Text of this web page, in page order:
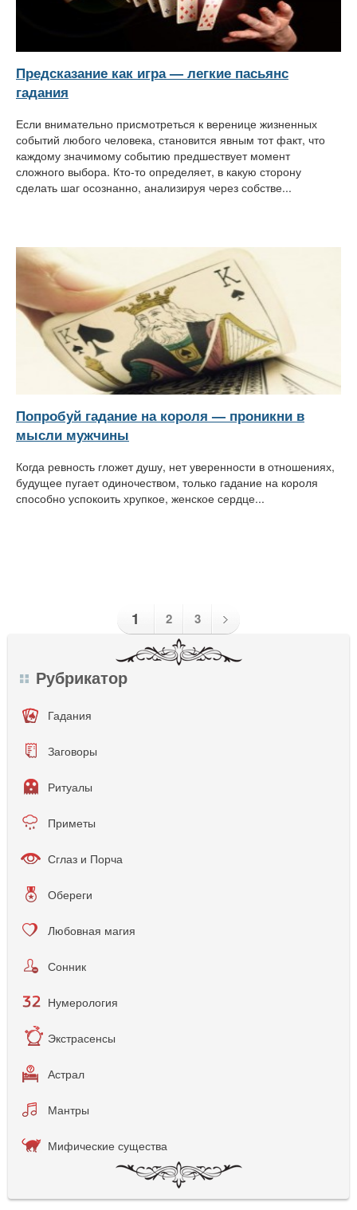
Предсказание как игра — легкие пасьянс
гадания
Если внимательно присмотреться к веренице жизненных
событий любого человека, становится явным тот факт, что
каждому значимому событию предшествует момент
сложного выбора. Кто-то определяет, в какую сторону
сделать шаг осознанно, анализируя через собстве...
Попробуй гадание на короля — проникни в
мысли мужчины
Когда ревность гложет душу, нет уверенности в отношениях,
будущее пугает одиночеством, только гадание на короля
способно успокоить хрупкое, женское сердце...
1 2 3
Рубрикатор
Гадания
Заговоры
Ритуалы
Приметы
Сглаз и Порча
Обереги
Любовная магия
Сонник
Нумерология
Экстрасенсы
Астрал
Мантры
Мифические существа